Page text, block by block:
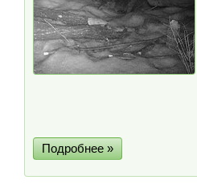
Подробнее »